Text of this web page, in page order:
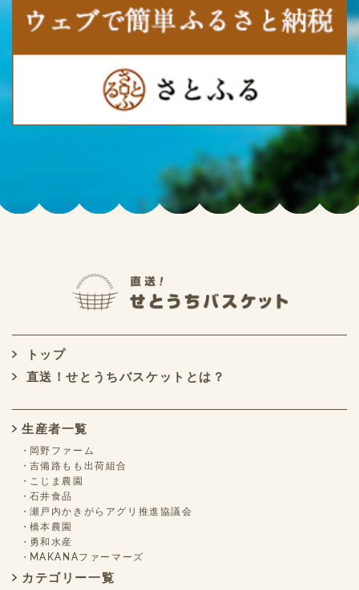
トップ
直送！せとうちバスケットとは？
生産者一覧
岡野ファーム
吉備路もも出荷組合
こじま農園
石井食品
瀬戸内かきがらアグリ推進協議会
橋本農園
勇和水産
MAKANAファーマーズ
カテゴリー一覧